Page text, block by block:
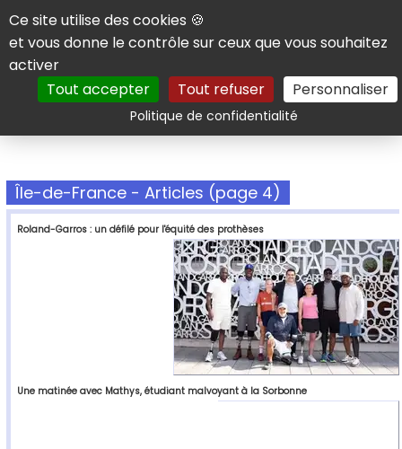
Panneau de gestion des cookies
Ce site utilise des cookies 🍪
et vous donne le contrôle sur ceux que vous souhaitez
activer
Tout accepter
Tout refuser Personnaliser
Politique de confidentialitéRechercher
Île-de-France - Articles (page 4)
Roland-Garros : un défilé pour l'équité des prothèses
Une matinée avec Mathys, étudiant malvoyant à la Sorbonne